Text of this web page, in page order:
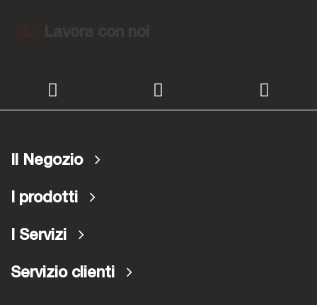
Il Negozio
I prodotti
I Servizi
Servizio clienti